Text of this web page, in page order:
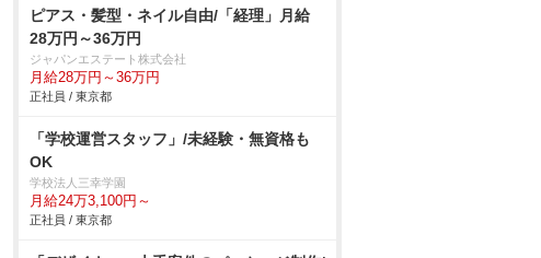
ピアス・髪型・ネイル自由/「経理」月給
28万円～36万円
ジャパンエステート株式会社
月給28万円～36万円
正社員 / 東京都
「学校運営スタッフ」/未経験・無資格も
OK
学校法人三幸学園
月給24万3,100円～
正社員 / 東京都